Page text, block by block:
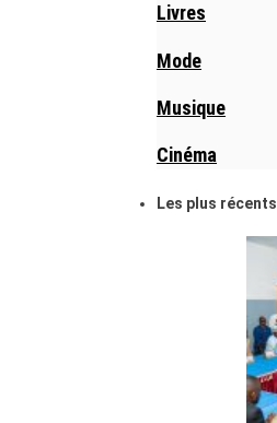
Livres
Mode
Musique
Cinéma
Les plus récents